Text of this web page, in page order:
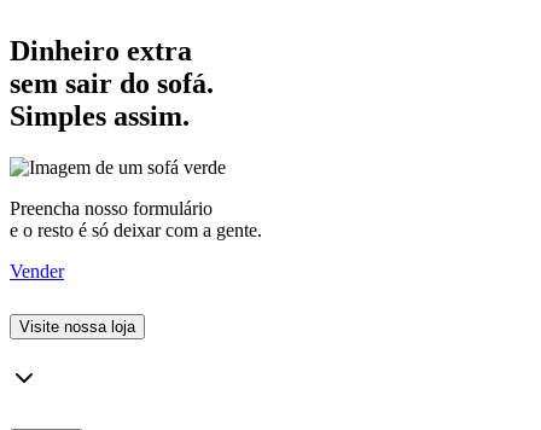
Dinheiro extra
sem sair do sofá.
Simples assim.
Preencha nosso formulário
e o resto é só deixar com a gente.
Vender
Visite nossa loja